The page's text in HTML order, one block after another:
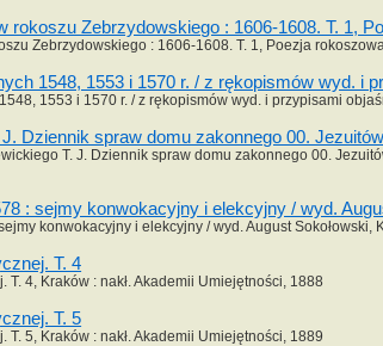
rokoszu Zebrzydowskiego : 1606-1608. T. 1,
Zebrzydowskiego : 1606-1608. T. 1, Poezja
1548, 1553 i 1570 r. / z rękopismów wyd. i
1553 i 1570 r. / z rękopismów wyd. i przypisami
Dziennik spraw domu zakonnego 00.
T. J. Dziennik spraw domu zakonnego 00.
: sejmy konwokacyjny i elekcyjny / wyd.
konwokacyjny i elekcyjny / wyd. August
T. 4
4, Kraków : nakł. Akademii Umiejętności, 1888
T. 5
5, Kraków : nakł. Akademii Umiejętności, 1889